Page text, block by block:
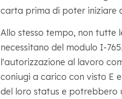
carta prima di poter iniziare
Allo stesso tempo, non tutte
necessitano del modulo I-
l'autorizzazione al lavoro
coniugi a carico con visto E
del loro status e potrebbero